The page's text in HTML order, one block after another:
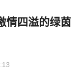
情四溢的绿茵